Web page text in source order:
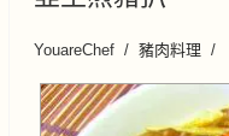
YouareChef 豬肉料理